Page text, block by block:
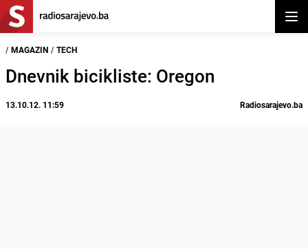
/ MAGAZIN / TECH
Dnevnik bicikliste: Oregon
13.10.12. 11:59 Radiosarajevo.ba